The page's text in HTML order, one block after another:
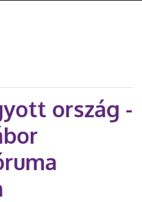
ország -